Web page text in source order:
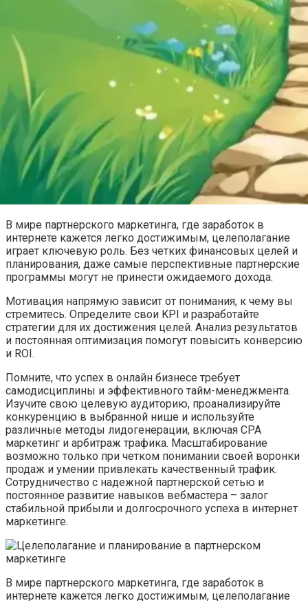
В мире партнерского маркетинга, где заработок в
интернете кажется легко достижимым, целеполагание
играет ключевую роль. Без четких финансовых целей и
планирования, даже самые перспективные партнерские
программы могут не принести ожидаемого дохода.
Мотивация напрямую зависит от понимания, к чему вы
стремитесь. Определите свои KPI и разработайте
стратегии для их достижения целей. Анализ результатов
и постоянная оптимизация помогут повысить конверсию
и ROI.
Помните, что успех в онлайн бизнесе требует
самодисциплины и эффективного тайм-менеджмента.
Изучите свою целевую аудиторию, проанализируйте
конкуренцию в выбранной нише и используйте
различные методы лидогенерации, включая CPA
маркетинг и арбитраж трафика. Масштабирование
возможно только при четком понимании своей воронки
продаж и умении привлекать качественный трафик.
Сотрудничество с надежной партнерской сетью и
постоянное развитие навыков вебмастера – залог
стабильной прибыли и долгосрочного успеха в интернет
маркетинге.
В мире партнерского маркетинга, где заработок в
интернете кажется легко достижимым, целеполагание